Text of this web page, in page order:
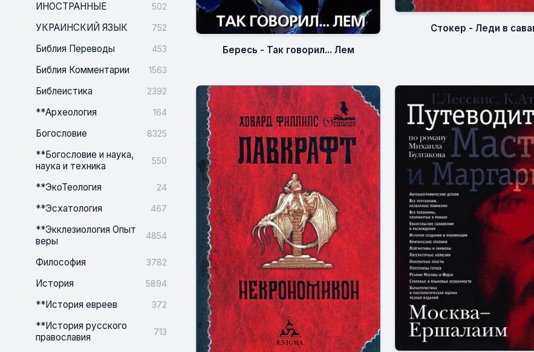
ИНОСТРАННЫЕ 502
УКРАИНСКИЙ ЯЗЫК 752
Библия Переводы 453
Библия Комментарии 1563
Библеистика 2392
**Археология 164
Богословие 8325
**Богословие и наука,
наука и техника
550
**ЭкоТеология 24
**Эсхатология 467
**Экклезиология Опыт
веры
4854
Философия 3782
История 5894
**История евреев 372
**История русского
православия
713
Бересь - Так говорил... Лем
Стокер - Леди в